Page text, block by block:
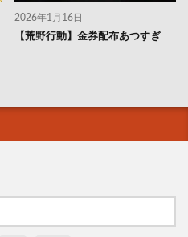
2026年1月16日
【荒野行動】金券配布あつすぎ